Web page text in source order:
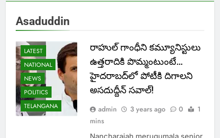
Asaduddin
LATEST
NATIONAL
NEWS
POLITICS
TELANGANA
రాహుల్‌ గాంధీని కమ్యూనిస్టులు
ఉత్తరాదికి పొమ్మంటుంటే…
హైదరాబద్‌లో పోటీకి దిగాలని
అసదుద్దీన్‌ సవాల్‌!
admin 3 years ago 0
1
mins